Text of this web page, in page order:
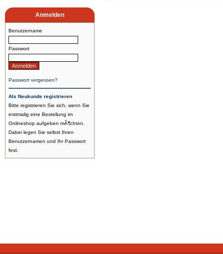
Anmelden
Benutzername
Passwort
Passwort vergessen?
Als Neukunde registrieren
Bitte registrieren Sie sich, wenn Sie
erstmalig eine Bestellung im
Onlineshop aufgeben mÃ¶chten.
Dabei legen Sie selbst Ihren
Benutzernamen und Ihr Passwort
fest.